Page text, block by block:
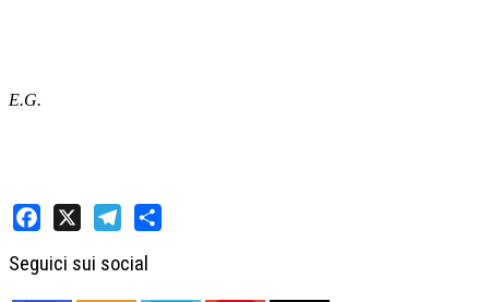
E.G.
Seguici sui social